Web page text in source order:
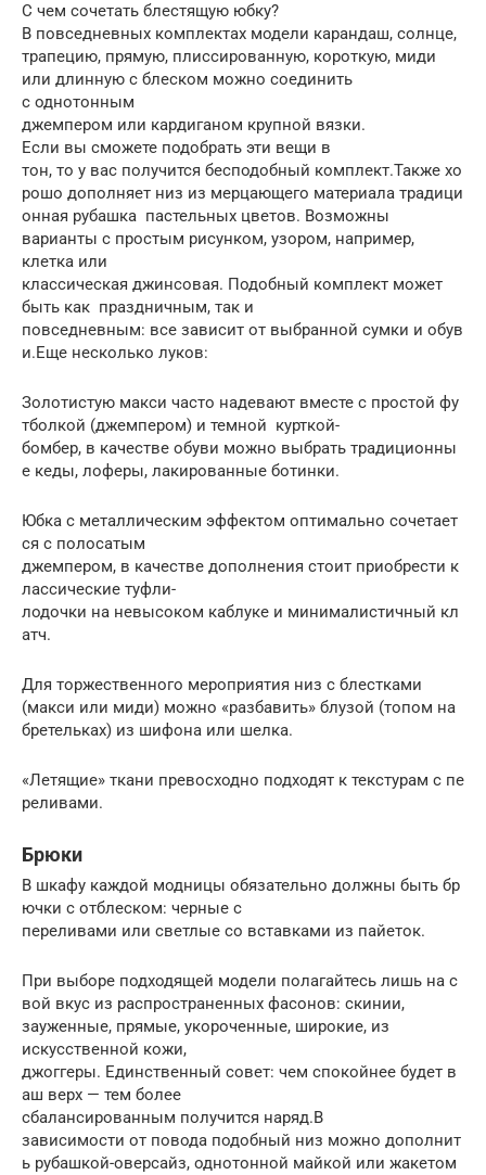
С чем сочетать блестящую юбку?
В повседневных комплектах модели карандаш, солнце,
трапецию, прямую, плиссированную, короткую, миди
или длинную с блеском можно соединить
с однотонным
джемпером или кардиганом крупной вязки.
Если вы сможете подобрать эти вещи в
тон, то у вас получится бесподобный комплект.Также хо
рошо дополняет низ из мерцающего материала традици
онная рубашка пастельных цветов. Возможны
варианты с простым рисунком, узором, например,
клетка или
классическая джинсовая. Подобный комплект может
быть как праздничным, так и
повседневным: все зависит от выбранной сумки и обув
и.Еще несколько луков:
Золотистую макси часто надевают вместе с простой фу
тболкой (джемпером) и темной курткой-
бомбер, в качестве обуви можно выбрать традиционны
е кеды, лоферы, лакированные ботинки.
Юбка с металлическим эффектом оптимально сочетает
ся с полосатым
джемпером, в качестве дополнения стоит приобрести к
лассические туфли-
лодочки на невысоком каблуке и минималистичный кл
атч.
Для торжественного мероприятия низ с блестками
(макси или миди) можно «разбавить» блузой (топом на
бретельках) из шифона или шелка.
«Летящие» ткани превосходно подходят к текстурам с пе
реливами.
Брюки
В шкафу каждой модницы обязательно должны быть бр
ючки с отблеском: черные с
переливами или светлые со вставками из пайеток.
При выборе подходящей модели полагайтесь лишь на с
вой вкус из распространенных фасонов: скинии,
зауженные, прямые, укороченные, широкие, из
искусственной кожи,
джоггеры. Единственный совет: чем спокойнее будет в
аш верх — тем более
сбалансированным получится наряд.В
зависимости от повода подобный низ можно дополнит
ь рубашкой-оверсайз, однотонной майкой или жакетом